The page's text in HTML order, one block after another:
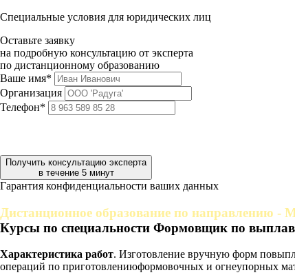
Специальные условия для юридических лиц
Оставьте заявку
на подробную консультацию от эксперта
по дистанционному образованию
Ваше имя*
Организация
Телефон*
Получить консультацию эксперта
в течение 5 минут
Гарантия конфиденциальности ваших данных
Дистанционное образование по направлению -
Курсы по специальности Формовщик по
Характеристика работ. Изготовление вручную форм
операций по приготовлениюформовочных и огнеупорных